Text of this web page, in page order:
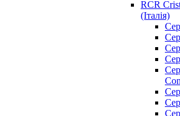
RCR
(Італія)